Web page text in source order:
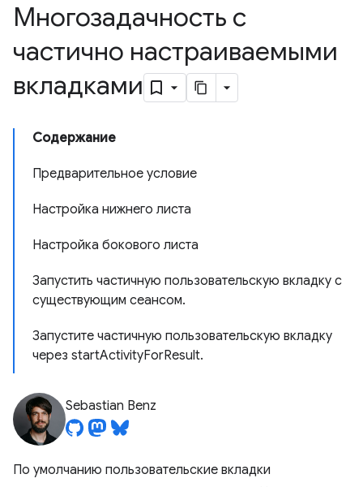
Многозадачность с
частично настраиваемыми
вкладками
Содержание
Предварительное условие
Настройка нижнего листа
Настройка бокового листа
Запустить частичную пользовательскую вкладку с
существующим сеансом.
Запустите частичную пользовательскую вкладку
через startActivityForResult.
Sebastian Benz
По умолчанию пользовательские вкладки